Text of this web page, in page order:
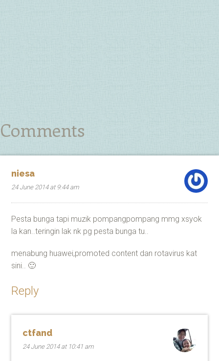
Comments
niesa
24 June 2014 at 9:44 am
Pesta bunga tapi muzik pompangpompang mmg xsyok
la kan..teringin lak nk pg pesta bunga tu..
menabung huawei,promoted content dan rotavirus kat
sini.. 🙂
Reply
ctfand
24 June 2014 at 10:41 am